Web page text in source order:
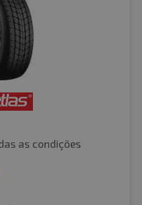
as condições